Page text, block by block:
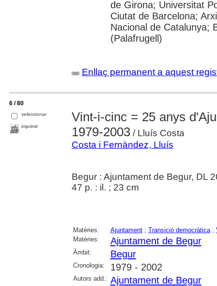
de Girona; Universitat
Ciutat de Barcelona;
Nacional de Catalunya;
(Palafrugell)
Enllaç permanent a aquest
6 / 80
seleccionar
imprimir
Vint-i-cinc = 25 anys
1979-2003/ Lluís Costa
Costa i Fernàndez, Lluís
Begur : Ajuntament de Begur, DL
47 p. : il. ; 23 cm
Matèries: Ajuntament; Transició democràtica;
Matèries:
Ajuntament de Begur
Àmbit: Begur
Cronologia: 1979 - 2002
Autors add.: Ajuntament de Begur